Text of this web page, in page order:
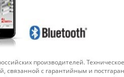
производителей.
связанной с гарантийным и